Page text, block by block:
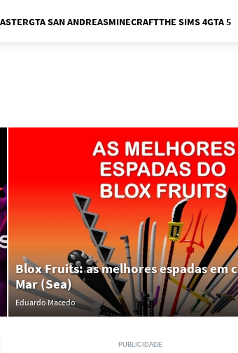
MenuGTA SAN ANDREASMINECRAFTTHE SIMS 4GTA 5
Blox Fruits: as melhores espadas em
Mar (Sea)
Eduardo Macedo